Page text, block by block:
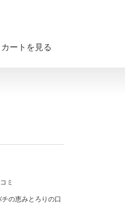
ートを見る
ミ
の恵みとろりの口